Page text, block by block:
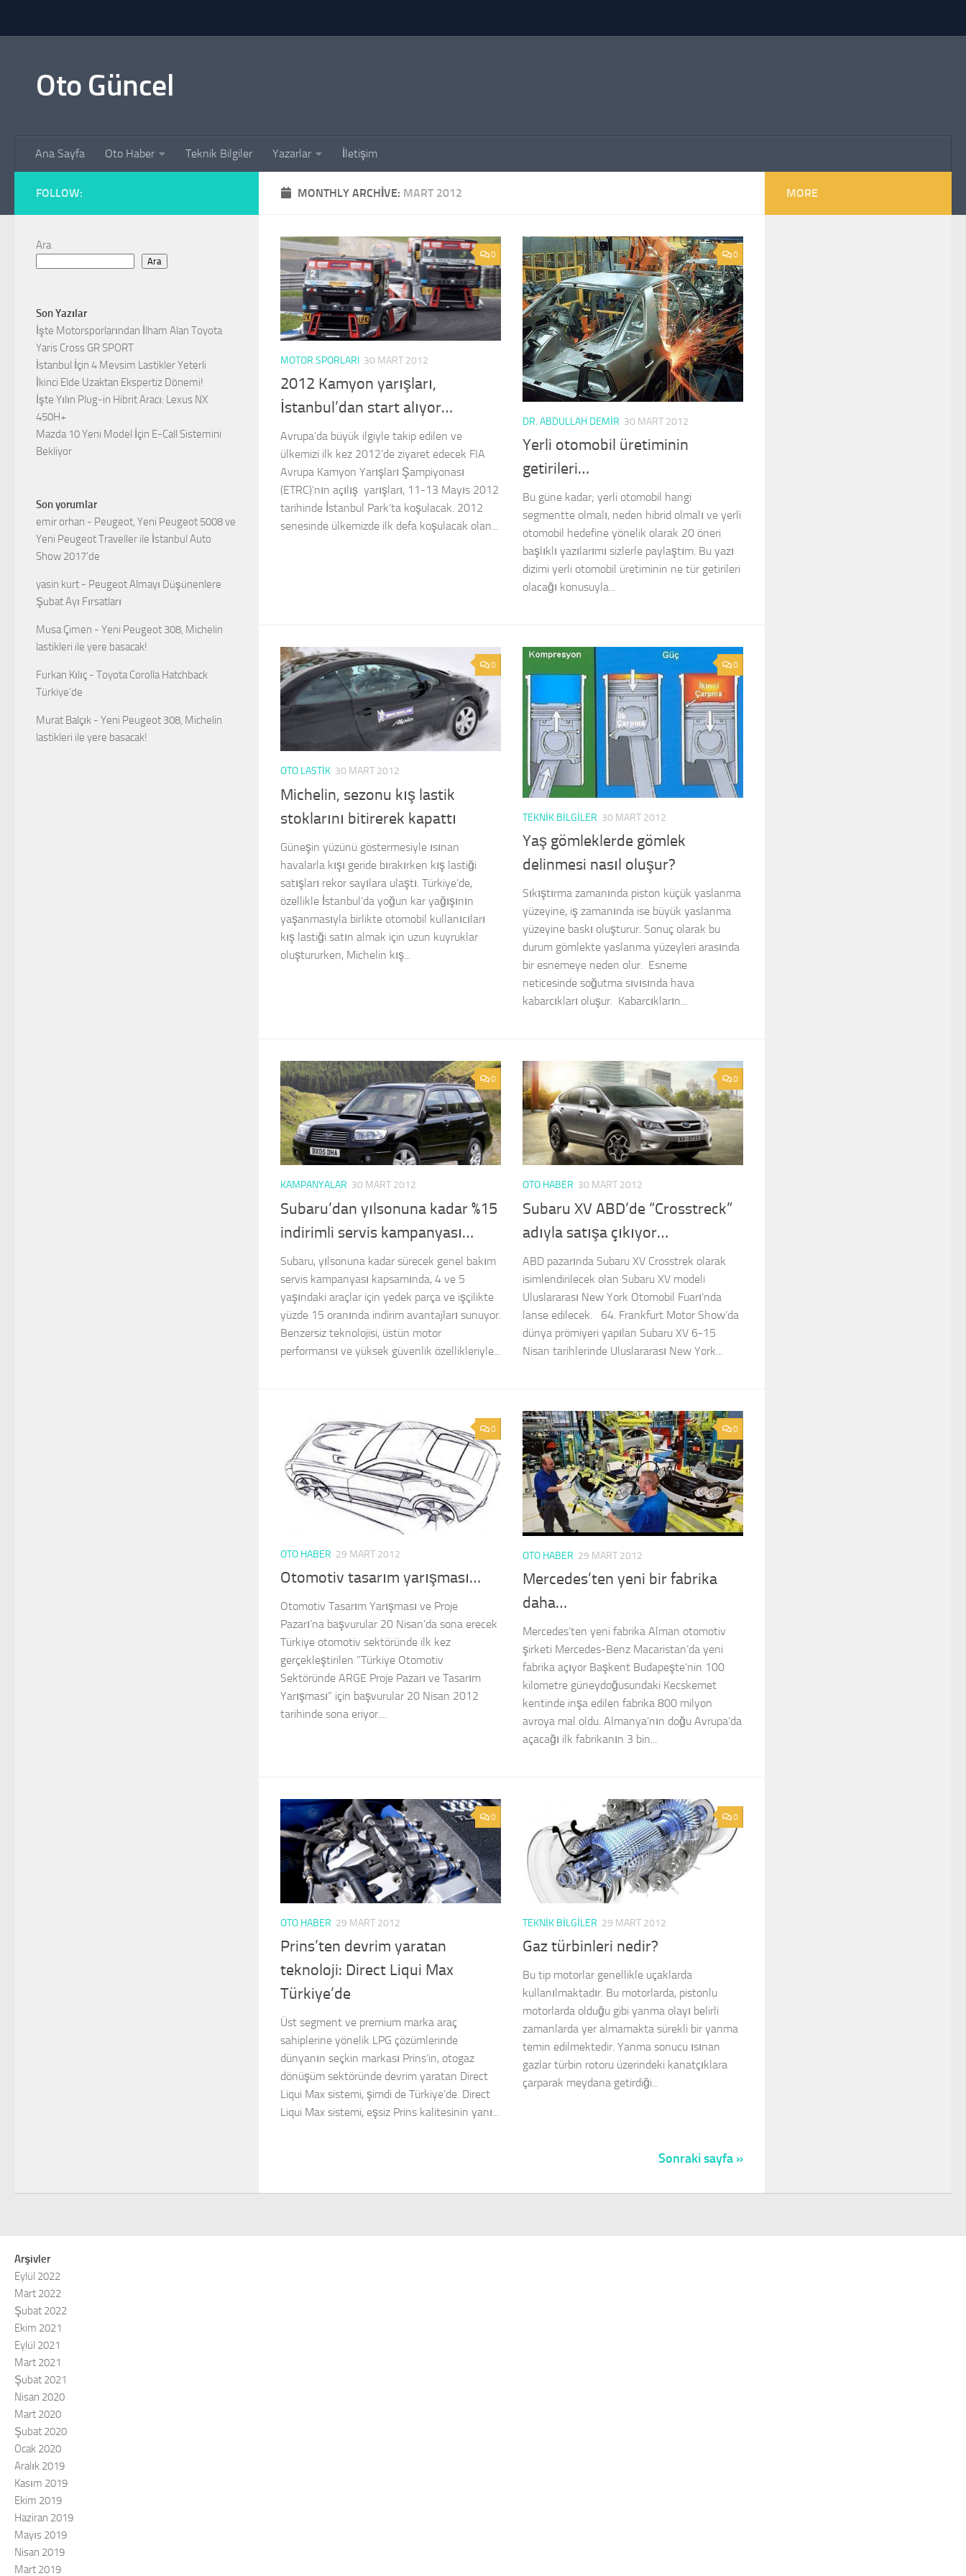
Oto Güncel
Ana Sayfa Oto Haber Teknik Bilgiler Yazarlar İletişim
MONTHLY ARCHIVE: MART 2012
0
MOTOR SPORLARI 30 MART 2012
2012 Kamyon yarışları,
İstanbul’dan start alıyor…
Avrupa’da büyük ilgiyle takip edilen ve
ülkemizi ilk kez 2012’de ziyaret edecek FIA
Avrupa Kamyon Yarışları Şampiyonası
(ETRC)’nın açılış yarışları, 11-13 Mayıs 2012
tarihinde İstanbul Park’ta koşulacak. 2012
senesinde ülkemizde ilk defa koşulacak olan...
0
DR. ABDULLAH DEMIR 30 MART 2012
Yerli otomobil üretiminin
getirileri…
Bu güne kadar; yerli otomobil hangi
segmentte olmalı, neden hibrid olmalı ve yerli
otomobil hedefine yönelik olarak 20 öneri
başlıklı yazılarımı sizlerle paylaştım. Bu yazı
dizimi yerli otomobil üretiminin ne tür getirileri
olacağı konusuyla...
0
OTO LASTIK 30 MART 2012
Michelin, sezonu kış lastik
stoklarını bitirerek kapattı
Güneşin yüzünü göstermesiyle ısınan
havalarla kışı geride bırakırken kış lastiği
satışları rekor sayılara ulaştı. Türkiye’de,
özellikle İstanbul’da yoğun kar yağışının
yaşanmasıyla birlikte otomobil kullanıcıları
kış lastiği satın almak için uzun kuyruklar
oluştururken, Michelin kış...
0
TEKNIK BILGILER 30 MART 2012
Yaş gömleklerde gömlek
delinmesi nasıl oluşur?
Sıkıştırma zamanında piston küçük yaslanma
yüzeyine, iş zamanında ise büyük yaslanma
yüzeyine baskı oluşturur. Sonuç olarak bu
durum gömlekte yaslanma yüzeyleri arasında
bir esnemeye neden olur. Esneme
neticesinde soğutma sıvısında hava
kabarcıkları oluşur. Kabarcıkların...
0
KAMPANYALAR 30 MART 2012
Subaru’dan yılsonuna kadar %15
indirimli servis kampanyası…
Subaru, yılsonuna kadar sürecek genel bakım
servis kampanyası kapsamında, 4 ve 5
yaşındaki araçlar için yedek parça ve işçilikte
yüzde 15 oranında indirim avantajları sunuyor.
Benzersiz teknolojisi, üstün motor
performansı ve yüksek güvenlik özellikleriyle...
0
OTO HABER 30 MART 2012
Subaru XV ABD’de “Crosstreck”
adıyla satışa çıkıyor…
ABD pazarında Subaru XV Crosstrek olarak
isimlendirilecek olan Subaru XV modeli
Uluslararası New York Otomobil Fuarı’nda
lanse edilecek. 64. Frankfurt Motor Show’da
dünya prömiyeri yapılan Subaru XV 6-15
Nisan tarihlerinde Uluslararası New York...
0
OTO HABER 29 MART 2012
Otomotiv tasarım yarışması…
Otomotiv Tasarım Yarışması ve Proje
Pazarı’na başvurular 20 Nisan’da sona erecek
Türkiye otomotiv sektöründe ilk kez
gerçekleştirilen ”Türkiye Otomotiv
Sektöründe ARGE Proje Pazarı ve Tasarım
Yarışması” için başvurular 20 Nisan 2012
tarihinde sona eriyor....
0
OTO HABER 29 MART 2012
Mercedes’ten yeni bir fabrika
daha…
Mercedes’ten yeni fabrika Alman otomotiv
şirketi Mercedes-Benz Macaristan’da yeni
fabrika açıyor Başkent Budapeşte’nin 100
kilometre güneydoğusundaki Kecskemet
kentinde inşa edilen fabrika 800 milyon
avroya mal oldu. Almanya’nın doğu Avrupa’da
açacağı ilk fabrikanın 3 bin...
0
OTO HABER 29 MART 2012
Prins’ten devrim yaratan
teknoloji: Direct Liqui Max
Türkiye’de
Üst segment ve premium marka araç
sahiplerine yönelik LPG çözümlerinde
dünyanın seçkin markası Prins’in, otogaz
dönüşüm sektöründe devrim yaratan Direct
Liqui Max sistemi, şimdi de Türkiye’de. Direct
Liqui Max sistemi, eşsiz Prins kalitesinin yanı...
0
TEKNIK BILGILER 29 MART 2012
Gaz türbinleri nedir?
Bu tip motorlar genellikle uçaklarda
kullanılmaktadır. Bu motorlarda, pistonlu
motorlarda olduğu gibi yanma olayı belirli
zamanlarda yer almamakta sürekli bir yanma
temin edilmektedir. Yanma sonucu ısınan
gazlar türbin rotoru üzerindeki kanatçıklara
çarparak meydana getirdiği...
Sonraki sayfa »
FOLLOW:
Ara
Ara
Son Yazılar
İşte Motorsporlarından İlham Alan Toyota
Yaris Cross GR SPORT
İstanbul İçin 4 Mevsim Lastikler Yeterli
İkinci Elde Uzaktan Ekspertiz Dönemi!
İşte Yılın Plug-in Hibrit Aracı: Lexus NX
450H+
Mazda 10 Yeni Model İçin E-Call Sistemini
Bekliyor
Son yorumlar
emir orhan - Peugeot, Yeni Peugeot 5008 ve
Yeni Peugeot Traveller ile İstanbul Auto
Show 2017’de
yasin kurt - Peugeot Almayı Düşünenlere
Şubat Ayı Fırsatları
Musa Çimen - Yeni Peugeot 308, Michelin
lastikleri ile yere basacak!
Furkan Kılıç - Toyota Corolla Hatchback
Türkiye’de
Murat Balçık - Yeni Peugeot 308, Michelin
lastikleri ile yere basacak!
MORE
Arşivler
Eylül 2022
Mart 2022
Şubat 2022
Ekim 2021
Eylül 2021
Mart 2021
Şubat 2021
Nisan 2020
Mart 2020
Şubat 2020
Ocak 2020
Aralık 2019
Kasım 2019
Ekim 2019
Haziran 2019
Mayıs 2019
Nisan 2019
Mart 2019